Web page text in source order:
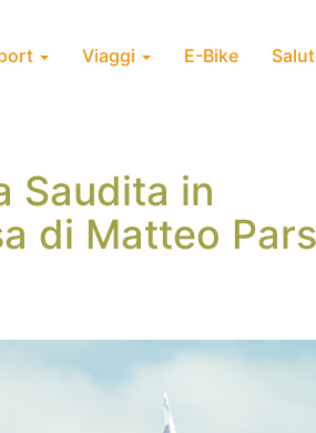
Viaggi E-Bike
Saudita in
di Matteo